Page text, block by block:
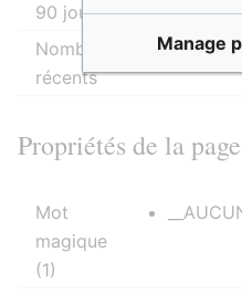
90 jours)
Nombre d’auteurs
récents
Propriétés de la page
Mot
magique
(1)
Manage